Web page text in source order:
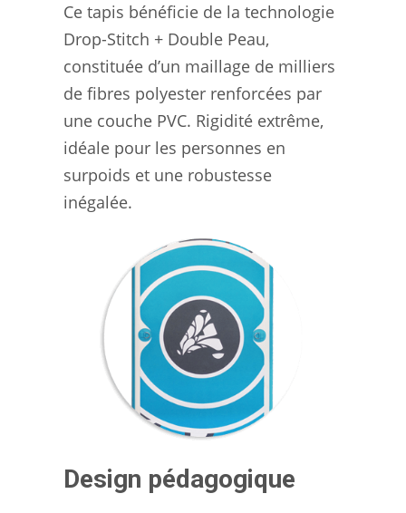
Ce tapis bénéficie de la technologie
Drop-Stitch + Double Peau,
constituée d’un maillage de milliers
de fibres polyester renforcées par
une couche PVC. Rigidité extrême,
idéale pour les personnes en
surpoids et une robustesse
inégalée.
Design pédagogique